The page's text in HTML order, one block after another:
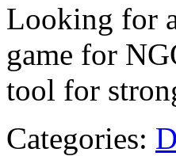
Looking for
game for
tool for
Categories: